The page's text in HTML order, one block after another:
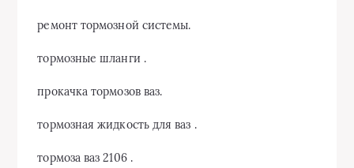
ремонт тормозной системы.
тормозные шланги .
прокачка тормозов ваз.
тормозная жидкость для ваз .
тормоза ваз 2106 .